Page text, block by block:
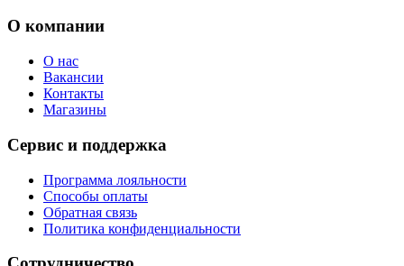
О компании
О нас
Вакансии
Контакты
Магазины
Сервис и поддержка
Программа лояльности
Способы оплаты
Обратная связь
Политика конфиденциальности